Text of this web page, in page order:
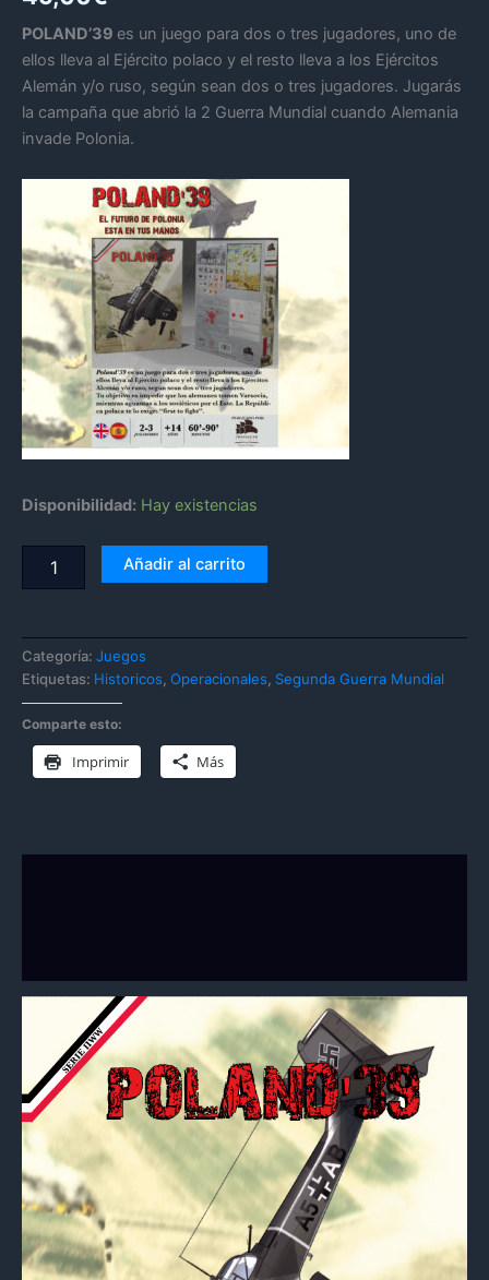
POLAND’39 es un juego para dos o tres jugadores, uno de
ellos lleva al Ejército polaco y el resto lleva a los Ejércitos
Alemán y/o ruso, según sean dos o tres jugadores. Jugarás
la campaña que abrió la 2 Guerra Mundial cuando Alemania
invade Polonia.
Disponibilidad: Hay existencias
Añadir al carrito
Categoría: Juegos
Etiquetas: Historicos, Operacionales, Segunda Guerra Mundial
Comparte esto:
Imprimir Más